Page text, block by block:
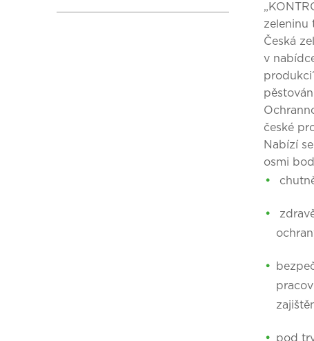
zeleninu
Česká
v
české
Nabízí
osmi
pod